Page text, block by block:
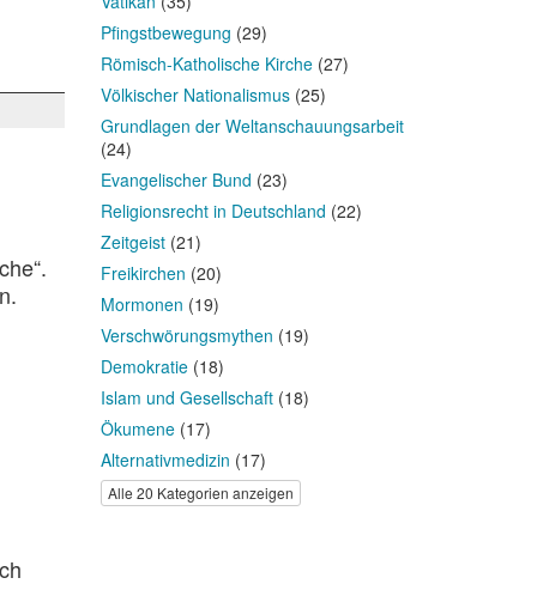
Pfingstbewegung (29)
Römisch-Katholische Kirche(27)
Völkischer Nationalismus(25)
Grundlagen der Weltanschauungsarbeit
(24)
Evangelischer Bund (23)
Religionsrecht in Deutschland (22)
Zeitgeist(21)
Freikirchen (20)
Mormonen (19)
Verschwörungsmythen (19)
Demokratie(18)
Islam und Gesellschaft(18)
Ökumene(17)
Alternativmedizin (17)
Alle 20 Kategorien anzeigen